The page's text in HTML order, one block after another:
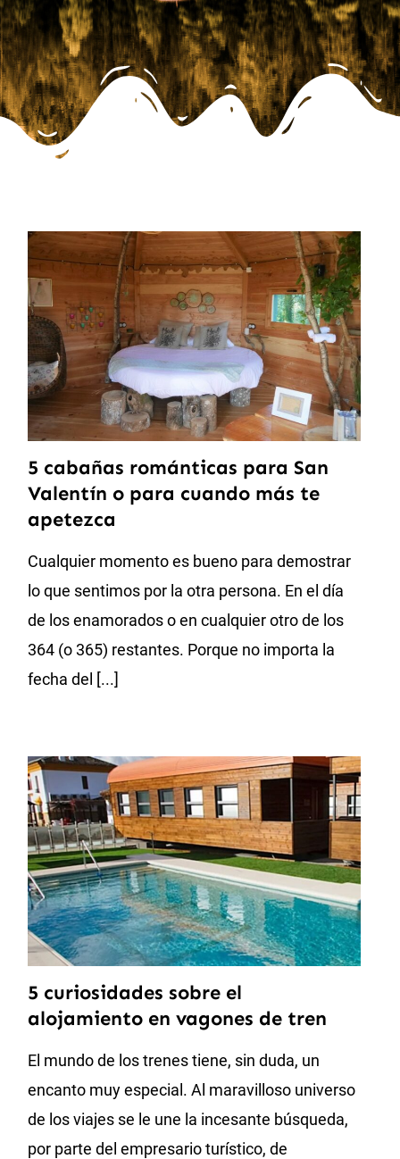
5 cabañas románticas para San
Valentín o para cuando más te
apetezca
Cualquier momento es bueno para demostrar
lo que sentimos por la otra persona. En el día
de los enamorados o en cualquier otro de los
364 (o 365) restantes. Porque no importa la
fecha del [...]
5 curiosidades sobre el
alojamiento en vagones de tren
El mundo de los trenes tiene, sin duda, un
encanto muy especial. Al maravilloso universo
de los viajes se le une la incesante búsqueda,
por parte del empresario turístico, de